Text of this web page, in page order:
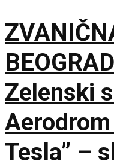
Zelenski
Tesla” –